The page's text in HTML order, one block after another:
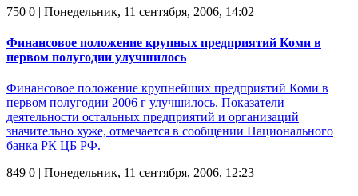
750 0 | Понедельник, 11 сентября, 2006, 14:02
Финансовое положение крупных предприятий Коми в
первом полугодии улучшилось
Финансовое положение крупнейших предприятий Коми в
первом полугодии 2006 г улучшилось. Показатели
деятельности остальных предприятий и организаций
значительно хуже, отмечается в сообщении Национального
банка РК ЦБ РФ.
849 0 | Понедельник, 11 сентября, 2006, 12:23